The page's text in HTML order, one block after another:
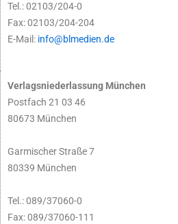
Tel.: 02103/204-0
Fax: 02103/204-204
E-Mail: info@blmedien.de
Verlagsniederlassung München
Postfach 21 03 46
80673 München
Garmischer Straße 7
80339 München
Tel.: 089/37060-0
Fax: 089/37060-111